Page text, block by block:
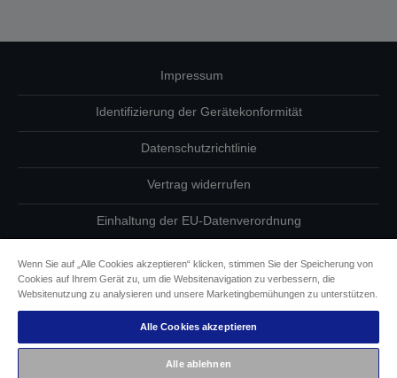
Impressum
Identifizierung der Gerätekonformität
Datenschutzrichtlinie
Vertrag widerrufen
Einhaltung der EU-Datenverordnung
Informationen zu Cookies
Epson Engagement für Barrierefreiheit
Wenn Sie auf „Alle Cookies akzeptieren“ klicken, stimmen Sie der Speicherung von
Cookies auf Ihrem Gerät zu, um die Websitenavigation zu verbessern, die
Websitenutzung zu analysieren und unsere Marketingbemühungen zu unterstützen.
Alle Cookies akzeptieren
Alle ablehnen